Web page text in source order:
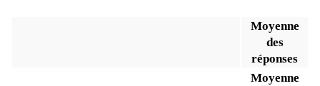
Moyenne
des
réponses
Moyenne